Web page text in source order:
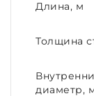
Длина, м
Толщина
диаметр,